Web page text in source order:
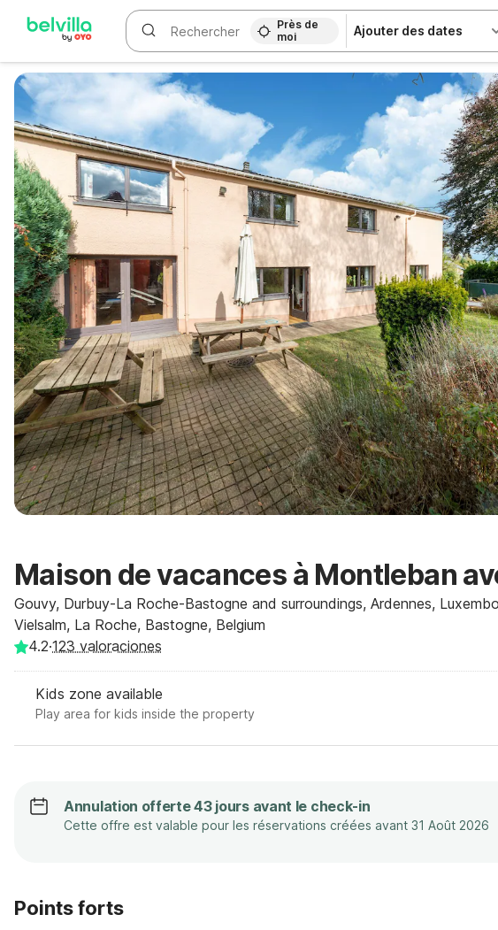
WIZARD MEMBER
Près de
moi
Ajouter des dates
Maison de vacances à Montleban
Gouvy, Durbuy-La Roche-Bastogne and surroundings, Ardennes,
Vielsalm, La Roche, Bastogne, Belgium
4.2·123 valoraciones
Kids zone available
Play area for kids inside the property
Annulation offerte 43 jours avant le check-in
Cette offre est valable pour les réservations créées avant 31 Août 2026
Points forts